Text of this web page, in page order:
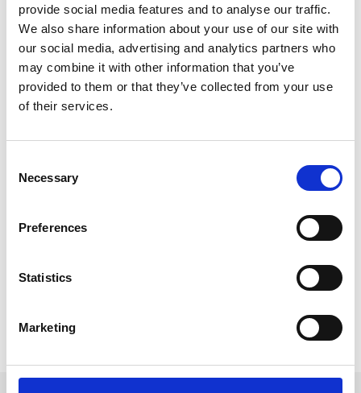
provide social media features and to analyse our traffic.
We also share information about your use of our site with
our social media, advertising and analytics partners who
may combine it with other information that you’ve
provided to them or that they’ve collected from your use
of their services.
Selection
Necessary
Preferences
Statistics
Marketing
BTW/Marge BTW
Aantal cilinders
Emissieklasse 6
Cilinderinhoud 1984 CC
Topsnelheid 250 km/h